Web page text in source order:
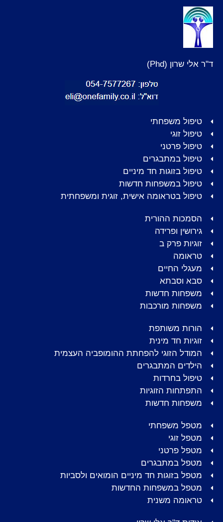
ד"ר אלי שרון (Phd)
טיפול משפחתי
טיפול זוגי
טיפול פרטני
טיפול במתבגרים
טיפול בזוגות חד מיניים
טיפול במשפחות חדשות
טיפול בטראומה אישית, זוגית ומשפחתית
הסמכות ההורית
גירושין ופרידה
זוגיות פרק ב
טראומה
מעגלי החיים
סבא וסבתא
משפחות חדשות
משפחות מורכבות
הורות משותפת
זוגיות חד מינית
המודל הזוגי להפחתת ההומופביה העצמית
הילדים המתבגרים
טיפול בחרדות
התפתחות הזוגיות
משפחות חדשות
מטפל משפחתי
מטפל זוגי
מטפל פרטני
מטפל במתבגרים
מטפל בזוגות חד מיניים הומואים ולסביות
מטפל במשפחות החדשות
טראומה משנית